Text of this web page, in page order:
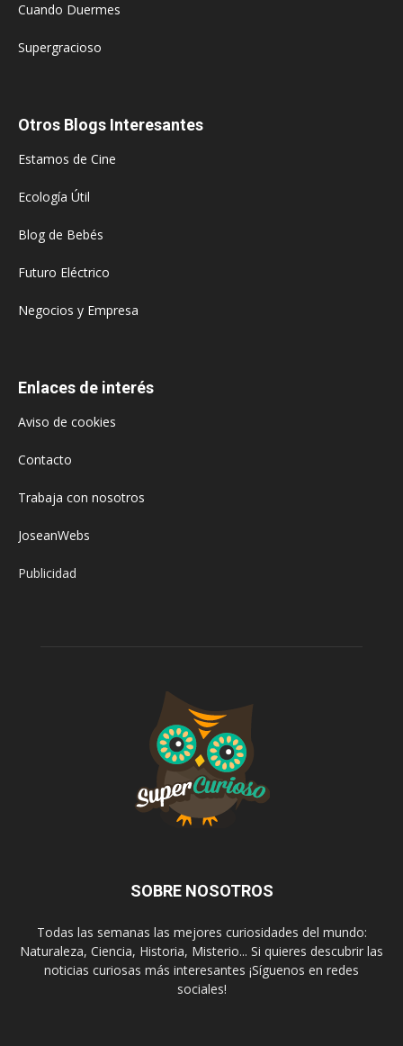
Cuando Duermes
Supergracioso
Otros Blogs Interesantes
Estamos de Cine
Ecología Útil
Blog de Bebés
Futuro Eléctrico
Negocios y Empresa
Enlaces de interés
Aviso de cookies
Contacto
Trabaja con nosotros
JoseanWebs
Publicidad
SOBRE NOSOTROS
Todas las semanas las mejores curiosidades del mundo:
Naturaleza, Ciencia, Historia, Misterio... Si quieres descubrir las
noticias curiosas más interesantes ¡Síguenos en redes
sociales!